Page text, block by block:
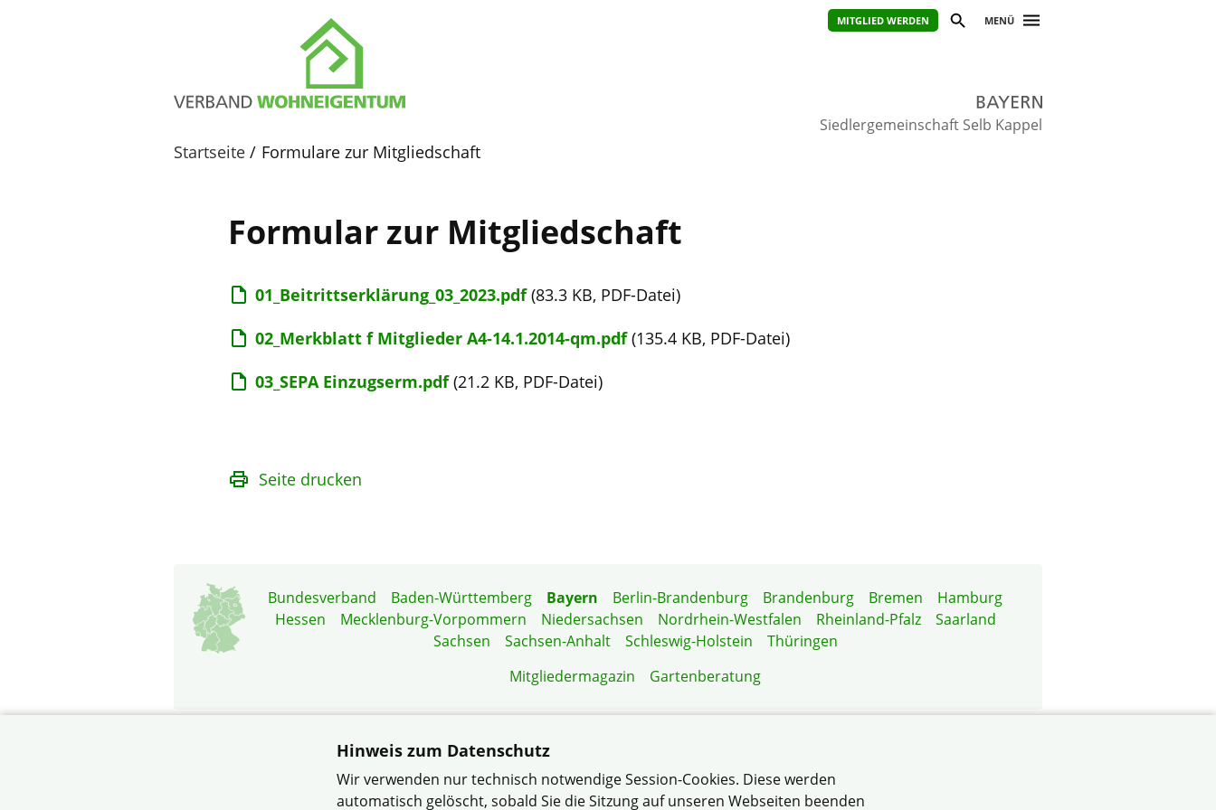
MITGLIED WERDEN MENÜ
Siedlergemeinschaft Selb Kappel
Startseite Formulare zur Mitgliedschaft
Formular zur Mitgliedschaft
01_Beitrittserklärung_03_2023.pdf (83.3 KB, PDF-Datei)
02_Merkblatt f Mitglieder A4-14.1.2014-qm.pdf (135.4 KB, PDF-Datei)
03_SEPA Einzugserm.pdf (21.2 KB, PDF-Datei)
Seite drucken
Bundesverband Baden-Württemberg Bayern Berlin-Brandenburg Brandenburg Bremen
Hamburg
Hessen
Mecklenburg-Vorpommern Niedersachsen Nordrhein-Westfalen Rheinland-Pfalz
Saarland
Sachsen
Sachsen-Anhalt Schleswig-Holstein
Thüringen
Mitgliedermagazin
Gartenberatung
Datenschutzerklärung Impressum Sitemap Kontakt
Hinweis zum Datenschutz
Wir verwenden nur technisch notwendige Session-Cookies. Diese werden
automatisch gelöscht, sobald Sie die Sitzung auf unseren Webseiten beenden